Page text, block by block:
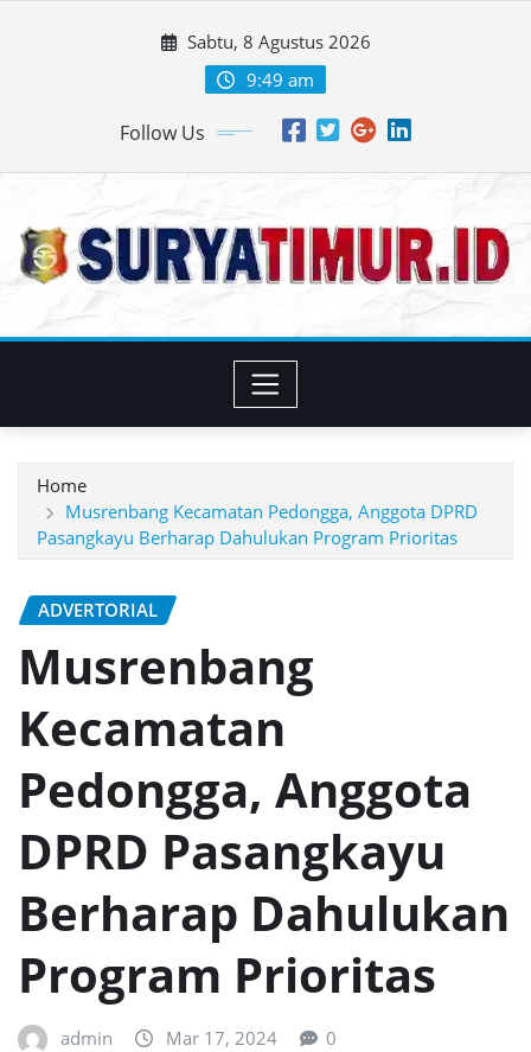
Sabtu, 8 Agustus 2026
9:49 am
Follow Us
Home
Musrenbang Kecamatan Pedongga, Anggota DPRD
Pasangkayu Berharap Dahulukan Program Prioritas
ADVERTORIAL
Musrenbang
Kecamatan
Pedongga, Anggota
DPRD Pasangkayu
Berharap Dahulukan
Program Prioritas
admin Mar 17, 2024 0